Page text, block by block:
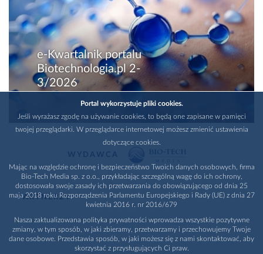
e-Kwartalnik portalu
Biotechnologia.pl 2-
3/2026
PARTNERZY
Portal wykorzystuje pliki cookies.
Jeśli wyrażasz zgodę na używanie cookies, to będą one zapisane w pamięci
twojej przeglądarki. W przeglądarce internetowej możesz zmienić ustawienia
dotyczące cookies.
Mając na względzie ochronę i bezpieczeństwo Twoich danych osobowych, firma
Bio-Tech Media sp. z o.o., przykładając szczególną wagę do ich ochrony,
dostosowała swoje zasady ich przetwarzania do obowiązującego od dnia 25
maja 2018 roku Rozporządzenia Parlamentu Europejskiego i Rady (UE) z dnia 27
kwietnia 2016 r. nr 2016/679
Nasza zaktualizowana polityka prywatności wprowadza wszystkie pozytywne
zmiany, w tym sposób, w jaki zbieramy, przetwarzamy i przechowujemy Twoje
dane osobowe. Przedstawia sposób, w jaki możesz się z nami skontaktować, aby
skorzystać z przysługujących Ci praw.